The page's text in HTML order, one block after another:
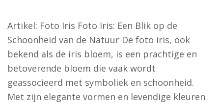
Artikel: Foto Iris Foto Iris: Een Blik op de
Schoonheid van de Natuur De foto iris, ook
bekend als de iris bloem, is een prachtige en
betoverende bloem die vaak wordt
geassocieerd met symboliek en schoonheid.
Met zijn elegante vormen en levendige kleuren